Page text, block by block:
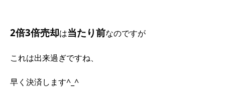
2倍3倍売却は当たり前なのですが
これは出来過ぎですね、
早く決済します^_^